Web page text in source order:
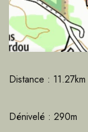
Distance : 11.27km
Dénivelé : 290m